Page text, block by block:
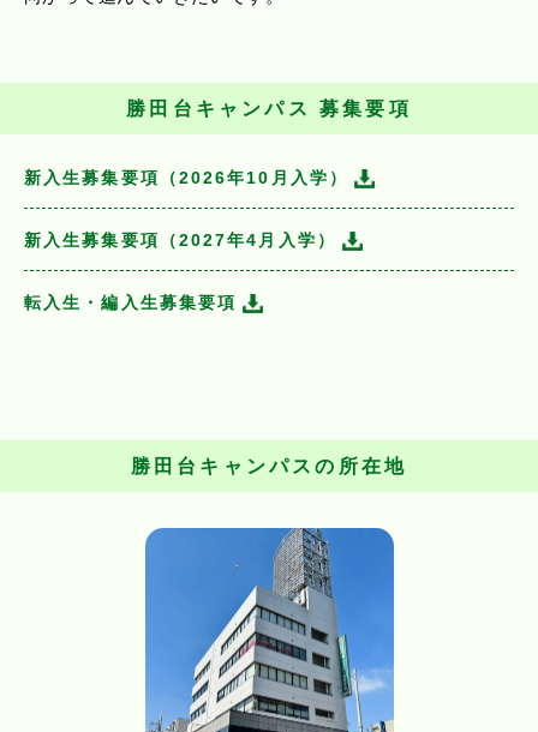
勝田台キャンパス 募集要項
新入生募集要項（2026年10月入学）
新入生募集要項（2027年4月入学）
転入生・編入生募集要項
勝田台キャンパスの所在地